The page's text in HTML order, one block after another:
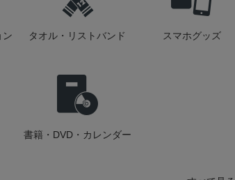
ン
タオル・リストバンド スマホグッズ
書籍・DVD・カレンダー